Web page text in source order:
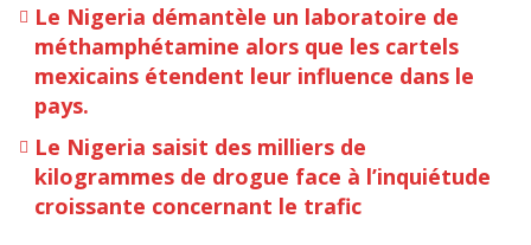
Le Nigeria démantèle un laboratoire de
méthamphétamine alors que les cartels
mexicains étendent leur influence dans le
pays.
Le Nigeria saisit des milliers de
kilogrammes de drogue face à l’inquiétude
croissante concernant le trafic